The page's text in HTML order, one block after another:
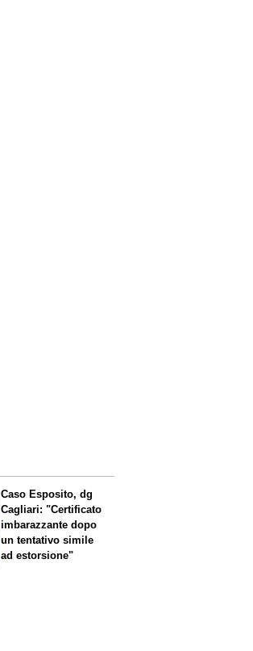
Caso Esposito, dg
Cagliari: "Certificato
imbarazzante dopo
un tentativo simile
ad estorsione"